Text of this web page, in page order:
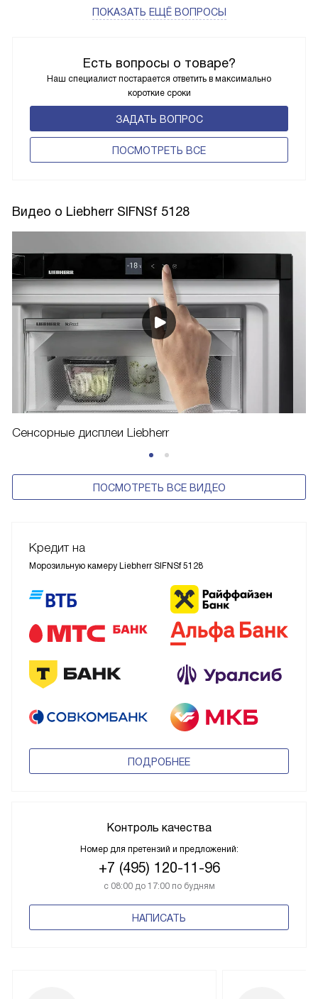
Есть вопросы о товаре?
Наш специалист постарается ответить в максимально
короткие сроки
ЗАДАТЬ ВОПРОС
ПОCМОТРЕТЬ ВСЕ
ПОКАЗАТЬ ЕЩЁ ВОПРОСЫ
Видео о Liebherr SIFNSf 5128
Сенсорные дисплеи Liebherr
ПОСМОТРЕТЬ ВСЕ ВИДЕО
Кредит на
Морозильную камеру Liebherr SIFNSf 5128
ПОДРОБНЕЕ
Контроль качества
Номер для претензий и предложений:
+7 (495) 120-11-96
с 08:00 до 17:00 по будням
НАПИСАТЬ